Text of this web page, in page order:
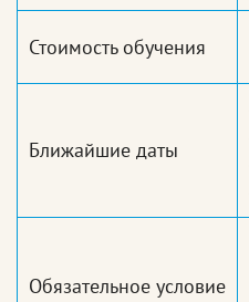
Стоимость обучения
Ближайшие даты
Обязательное условие